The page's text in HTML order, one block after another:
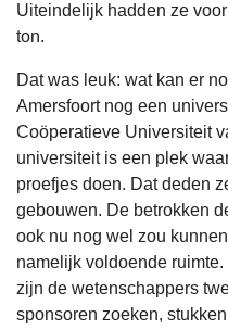
Uiteindelijk hadden ze
ton.
Dat was leuk: wat kan er
Amersfoort nog een
Coöperatieve Universiteit
universiteit is een plek
proefjes doen. Dat deden
gebouwen. De betrokken
ook nu nog wel zou
namelijk voldoende
zijn de wetenschappers
sponsoren zoeken,